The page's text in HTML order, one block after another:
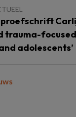
trauma-
adolescents’